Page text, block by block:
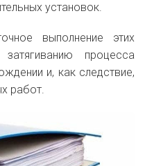
установок.
выполнение этих
процесса
и, как следствие,
работ.